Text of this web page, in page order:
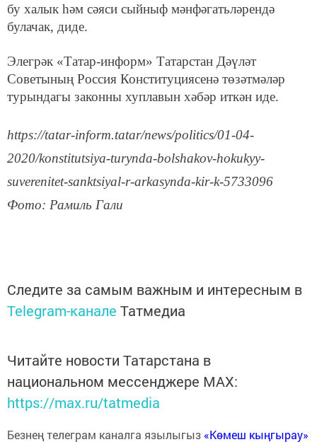
бу халык һәм сәяси сыйныф мәнфәгатьләрендә
булачак, диде.
Элегрәк «Татар-информ» Татарстан Дәүләт
Советының Россия Конституциясенә төзәтмәләр
турындагы законны хуплавын хәбәр иткән иде.
https://tatar-inform.tatar/news/politics/01-04-
2020/konstitutsiya-turynda-bolshakov-hokukyy-
suverenitet-sanktsiyal-r-arkasynda-kir-k-5733096
Фото: Рамиль Гали
Следите за самым важным и интересным в
Telegram-канале Татмедиа
Читайте новости Татарстана в
национальном мессенджере MАХ:
https://max.ru/tatmedia
Безнең телеграм каналга язылыгыз «Көмеш кыңгырау»